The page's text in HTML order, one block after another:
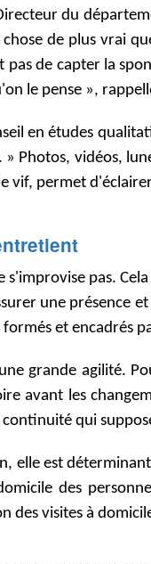
du
de plus vrai
de capter la
le pense »,
en études
» Photos, vidéos,
vif, permet
s'improvise pas.
une présence
et encadrés
grande agilité.
avant les
qui
elle est
des
des visites à